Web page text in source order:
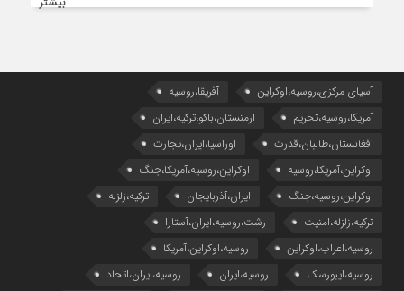
آسیای مرکزی،روسیه،اوکراین
آفریقا،روسیه
آمریکا،روسیه،تحریم
ارمنستان،باکو،ترکیه،ایران
افغانستان،طالبان،قدرت
اوراسیا،ایران،تجارت
اوکراین،آمریکا،روسیه
اوکراین،روسیه،آمریکا،جنگ
اوکراین،روسیه،جنگ
ایران،آذربایجان
ترکیه،زلزله
ترکیه،زلزله،امنیت
رشت،روسیه،ایران،آستارا
روسیه،اعراب،اوکراین
روسیه،اوکراین،آمریکا
روسیه،ایبورسک
روسیه،ایران
روسیه،ایران،اتحاد